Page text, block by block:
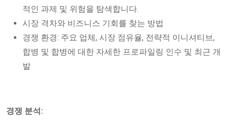
적인 과제 및 위험을 탐색합니다.
시장 격차와 비즈니스 기회를 찾는 방법
경쟁 환경: 주요 업체, 시장 점유율, 전략적 이니셔티브,
합병 및 합병에 대한 자세한 프로파일링 인수 및 최근 개
발
경쟁 분석: